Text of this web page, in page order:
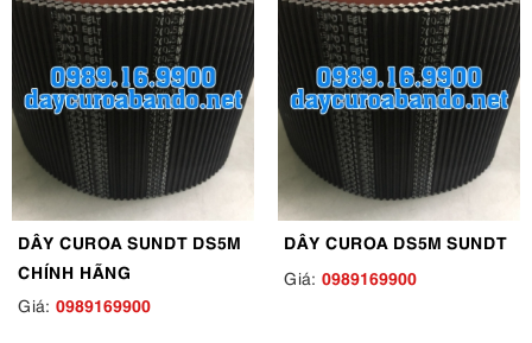
DÂY CUROA SUNDT DS5M
CHÍNH HÃNG
Giá: 0989169900
DÂY CUROA DS5M SUNDT
Giá: 0989169900